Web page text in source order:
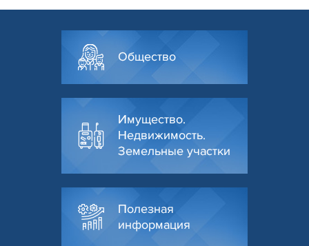
Общество
Имущество.
Недвижимость.
Земельные участки
Полезная
информация